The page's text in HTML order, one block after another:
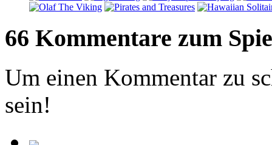
66 Kommentare zum
Um einen Kommentar zu
sein!